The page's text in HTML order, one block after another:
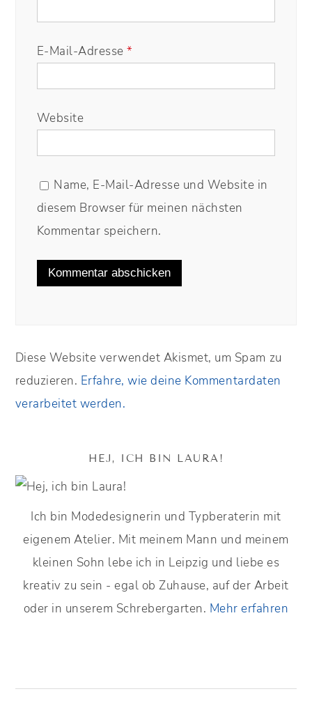
E-Mail-Adresse*
Website
Name, E-Mail-Adresse und Website in
diesem Browser für meinen nächsten
Kommentar speichern.
Diese Website verwendet Akismet, um Spam zu
reduzieren. Erfahre, wie deine Kommentardaten
verarbeitet werden.
HEJ, ICH BIN LAURA!
Ich bin Modedesignerin und Typberaterin mit
eigenem Atelier. Mit meinem Mann und meinem
kleinen Sohn lebe ich in Leipzig und liebe es
kreativ zu sein - egal ob Zuhause, auf der Arbeit
oder in unserem Schrebergarten. Mehr erfahren